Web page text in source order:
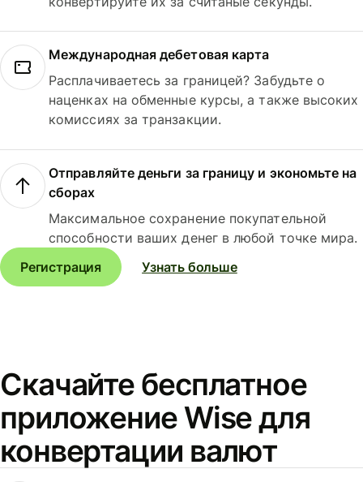
Международная дебетовая карта
Расплачиваетесь за границей? Забудьте о
наценках на обменные курсы, а также высоких
комиссиях за транзакции.
Отправляйте деньги за границу и экономьте на
сборах
Максимальное сохранение покупательной
способности ваших денег в любой точке мира.
Регистрация
Узнать больше
Скачайте бесплатное
приложение Wise для
конвертации валют